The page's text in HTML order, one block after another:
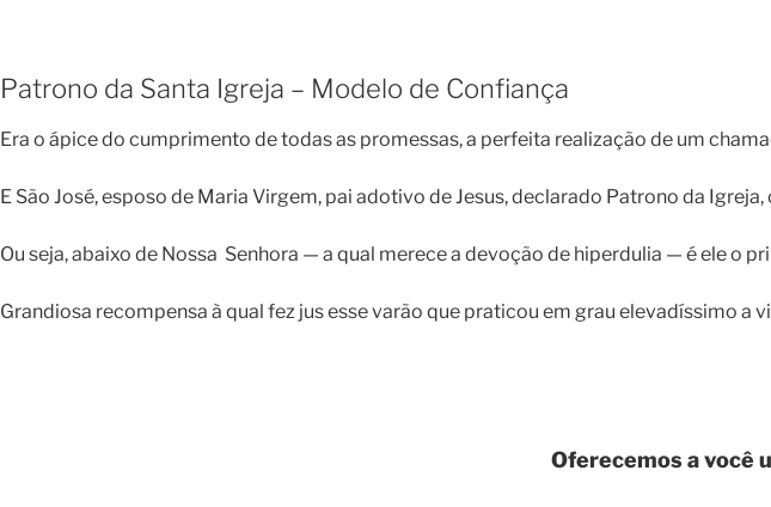
Patrono da Santa Igreja – Modelo de Confiança
Era o ápice do cumprimento de todas as promessas, a perfeita realização de um
E São José, esposo de Maria Virgem, pai adotivo de Jesus, declarado Patrono da
Ou seja, abaixo de Nossa Senhora — a qual merece a devoção de hiperdulia — é ele o
Grandiosa recompensa à qual fez jus esse varão que praticou em grau elevadíssimo a
Oferecemos a você